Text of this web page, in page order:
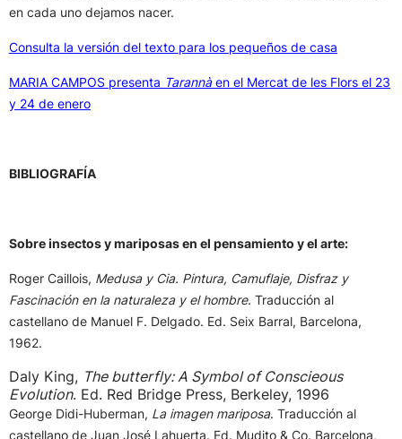
en cada uno dejamos nacer.
Consulta la versión del texto para los pequeños de casa
MARIA CAMPOS presenta Tarannàen el Mercat de les Flors el 23
y 24 de enero
BIBLIOGRAFÍA
Sobre insectos y mariposas en el pensamiento y el arte:
Roger Caillois, Medusa y Cia. Pintura, Camuflaje, Disfraz y
Fascinación en la naturaleza y el hombre. Traducción al
castellano de Manuel F. Delgado. Ed. Seix Barral, Barcelona,
1962.
Daly King, The butterfly: A Symbol of Conscieous
Evolution. Ed. Red Bridge Press, Berkeley, 1996
George Didi-Huberman, La imagen mariposa. Traducción al
castellano de Juan José Lahuerta. Ed. Mudito & Co. Barcelona,